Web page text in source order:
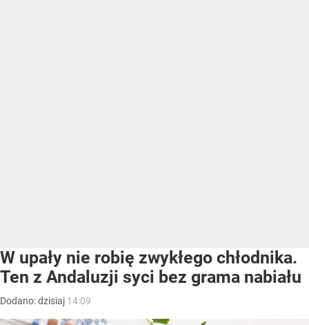
W upały nie robię zwykłego chłodnika.
Ten z Andaluzji syci bez grama nabiału
Dodano:dzisiaj 14:09